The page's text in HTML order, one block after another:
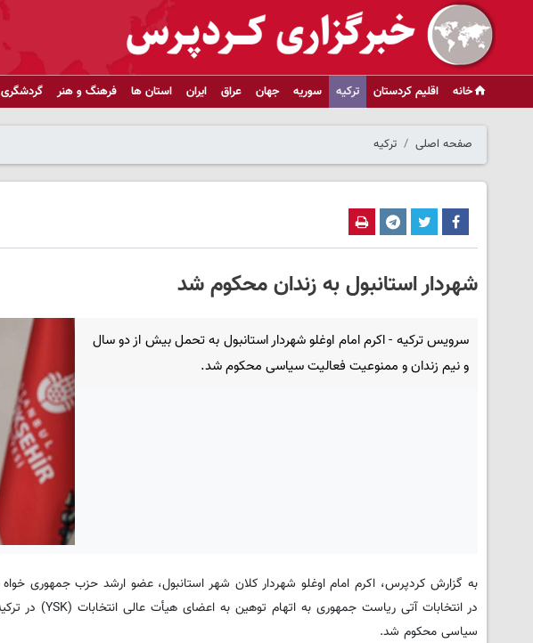
خانه اقلیم کردستان ترکیه سوریه جهان عراق ایران استان ها فرهنگ و هنر گردشگری
صفحه اصلی ترکیه
شهردار استانبول به زندان محکوم شد
سرویس ترکیه - اکرم امام اوغلو شهردار استانبول به تحمل بیش از دو سال
و نیم زندان و ممنوعیت فعالیت سیاسی محکوم شد.
سیاسی محکوم شد.